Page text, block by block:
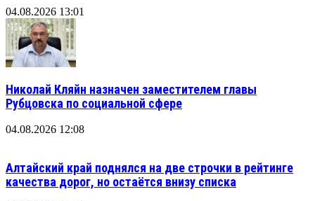
04.08.2026 13:01
Николай Кляйн назначен заместителем главы
Рубцовска по социальной сфере
04.08.2026 12:08
Алтайский край поднялся на две строчки в рейтинге
качества дорог, но остаётся внизу списка